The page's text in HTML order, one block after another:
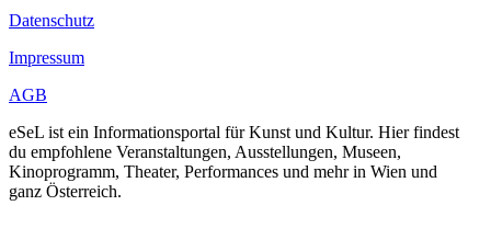
Datenschutz
Impressum
AGB
eSeL ist ein Informationsportal für Kunst und Kultur. Hier findest
du empfohlene Veranstaltungen, Ausstellungen, Museen,
Kinoprogramm, Theater, Performances und mehr in Wien und
ganz Österreich.